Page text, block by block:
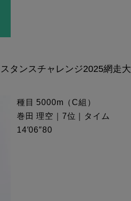
タンスチャレンジ2025網走大
種目 5000m（C組）
巻田 理空｜7位｜タイム
14′06″80